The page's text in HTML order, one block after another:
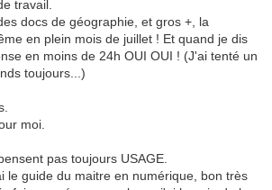
travail.
docs de géographie, et gros +, la
en plein mois de juillet ! Et quand je dis
en moins de 24h OUI OUI ! (J'ai tenté un
toujours...)
moi.
pas toujours USAGE.
le guide du maitre en numérique, bon très